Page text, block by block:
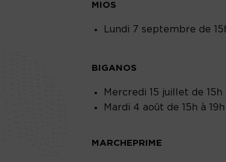
MIOS
Lundi 7 septembre de
BIGANOS
Mercredi 15 juillet de
Mardi 4 août de 15h à
MARCHEPRIME